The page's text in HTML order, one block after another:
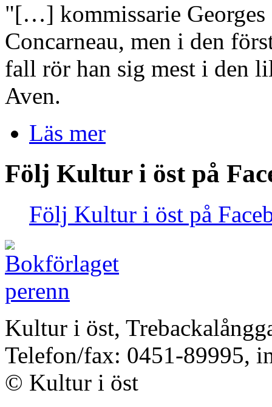
"[…] kommissarie Georges
Concarneau, men i den
fall rör han sig mest i den
Aven.
Läs mer
Följ Kultur i öst på
Följ Kultur i öst på
Kultur i öst,
Telefon/fax: 0451-89995,
© Kultur i öst